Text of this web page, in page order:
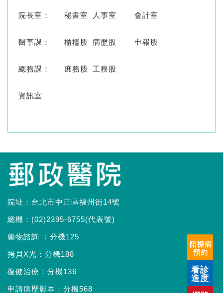
院長室： 秘書室 人事室 會計室
醫事課： 櫃檯股 病歷股 申報股
總務課： 庶務股 工務股
資訊室
陪探病
預約
看診
進度
院址：台北市中正區福州街14號
總機：(02)2395-6755(代表號)
藥物諮詢 ：分機125
拷貝X光：分機188
復健治療：分機136
申請病歷影本：分機568